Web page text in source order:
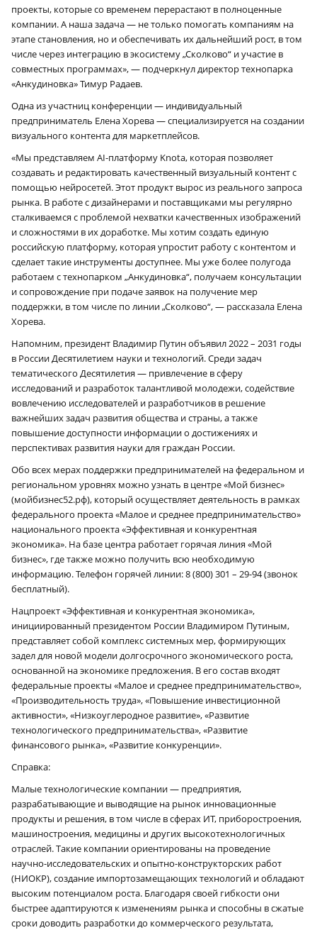
проекты, которые со временем перерастают в полноценные
компании. А наша задача — не только помогать компаниям на
этапе становления, но и обеспечивать их дальнейший рост, в том
числе через интеграцию в экосистему „Сколково“ и участие в
совместных программах», — подчеркнул директор технопарка
«Анкудиновка» Тимур Радаев.
Одна из участниц конференции — индивидуальный
предприниматель Елена Хорева — специализируется на создании
визуального контента для маркетплейсов.
«Мы представляем AI-платформу Knota, которая позволяет
создавать и редактировать качественный визуальный контент с
помощью нейросетей. Этот продукт вырос из реального запроса
рынка. В работе с дизайнерами и поставщиками мы регулярно
сталкиваемся с проблемой нехватки качественных изображений
и сложностями в их доработке. Мы хотим создать единую
российскую платформу, которая упростит работу с контентом и
сделает такие инструменты доступнее. Мы уже более полугода
работаем с технопарком „Анкудиновка“, получаем консультации
и сопровождение при подаче заявок на получение мер
поддержки, в том числе по линии „Сколково“, — рассказала Елена
Хорева.
Напомним, президент Владимир Путин объявил 2022 – 2031 годы
в России Десятилетием науки и технологий. Среди задач
тематического Десятилетия — привлечение в сферу
исследований и разработок талантливой молодежи, содействие
вовлечению исследователей и разработчиков в решение
важнейших задач развития общества и страны, а также
повышение доступности информации о достижениях и
перспективах развития науки для граждан России.
Обо всех мерах поддержки предпринимателей на федеральном и
региональном уровнях можно узнать в центре «Мой бизнес»
(мойбизнес52.рф), который осуществляет деятельность в рамках
федерального проекта «Малое и среднее предпринимательство»
национального проекта «Эффективная и конкурентная
экономика». На базе центра работает горячая линия «Мой
бизнес», где также можно получить всю необходимую
информацию. Телефон горячей линии: 8 (800) 301 – 29-94 (звонок
бесплатный).
Нацпроект «Эффективная и конкурентная экономика»,
инициированный президентом России Владимиром Путиным,
представляет собой комплекс системных мер, формирующих
задел для новой модели долгосрочного экономического роста,
основанной на экономике предложения. В его состав входят
федеральные проекты «Малое и среднее предпринимательство»,
«Производительность труда», «Повышение инвестиционной
активности», «Низкоуглеродное развитие», «Развитие
технологического предпринимательства», «Развитие
финансового рынка», «Развитие конкуренции».
Справка:
Малые технологические компании — предприятия,
разрабатывающие и выводящие на рынок инновационные
продукты и решения, в том числе в сферах ИТ, приборостроения,
машиностроения, медицины и других высокотехнологичных
отраслей. Такие компании ориентированы на проведение
научно-исследовательских и опытно-конструкторских работ
(НИОКР), создание импортозамещающих технологий и обладают
высоким потенциалом роста. Благодаря своей гибкости они
быстрее адаптируются к изменениям рынка и способны в сжатые
сроки доводить разработки до коммерческого результата,
×